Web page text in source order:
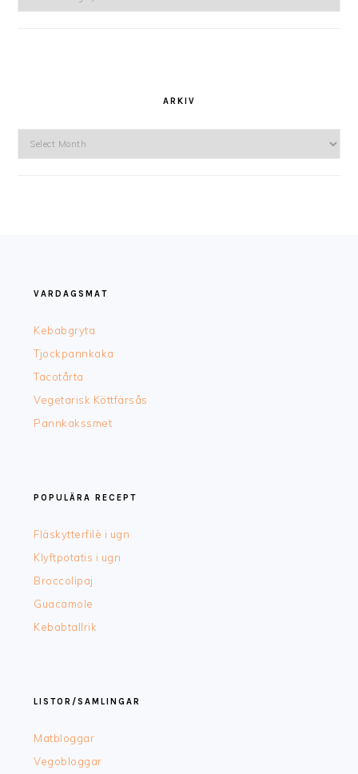
ARKIV
VARDAGSMAT
Kebabgryta
Tjockpannkaka
Tacotårta
Vegetarisk Köttfärsås
Pannkakssmet
POPULÄRA RECEPT
Fläskytterfilè i ugn
Klyftpotatis i ugn
Broccolipaj
Guacamole
Kebabtallrik
LISTOR/SAMLINGAR
Matbloggar
Vegobloggar